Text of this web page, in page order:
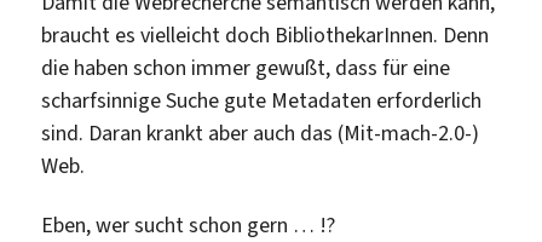
braucht es vielleicht doch BibliothekarInnen. Denn
die haben schon immer gewußt, dass für eine
scharfsinnige Suche gute Metadaten erforderlich
sind. Daran krankt aber auch das (Mit-mach-2.0-)
Web.
Eben, wer sucht schon gern … !?